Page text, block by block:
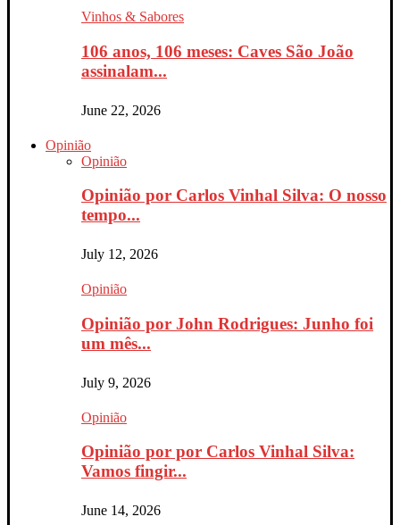
Vinhos & Sabores
106 anos, 106 meses: Caves São João
assinalam...
June 22, 2026
Opinião
Opinião
Opinião por Carlos Vinhal Silva: O nosso
tempo...
July 12, 2026
Opinião
Opinião por John Rodrigues: Junho foi
um mês...
July 9, 2026
Opinião
Opinião por por Carlos Vinhal Silva:
Vamos fingir...
June 14, 2026